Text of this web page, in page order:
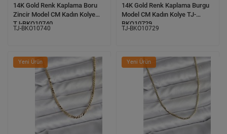
14K Gold Renk Kaplama Boru
Zincir Model CM Kadın Kolye
TJ-BKO10740
TJ-BKO10740
14K Gold Renk Kaplama Burgu
Model CM Kadın Kolye TJ-
BKO10729
TJ-BKO10729
Yeni Ürün Yeni Ürün